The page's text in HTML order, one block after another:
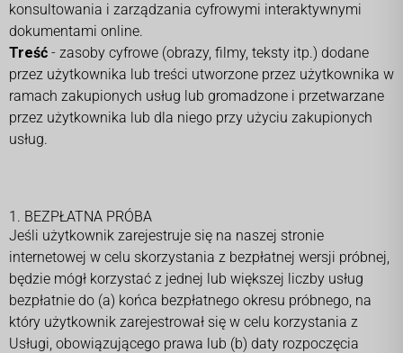
konsultowania i zarządzania cyfrowymi interaktywnymi
dokumentami online.
Treść - zasoby cyfrowe (obrazy, filmy, teksty itp.) dodane
przez użytkownika lub treści utworzone przez użytkownika w
ramach zakupionych usług lub gromadzone i przetwarzane
przez użytkownika lub dla niego przy użyciu zakupionych
usług.
1. BEZPŁATNA PRÓBA
Jeśli użytkownik zarejestruje się na naszej stronie
internetowej w celu skorzystania z bezpłatnej wersji próbnej,
będzie mógł korzystać z jednej lub większej liczby usług
bezpłatnie do (a) końca bezpłatnego okresu próbnego, na
który użytkownik zarejestrował się w celu korzystania z
Usługi, obowiązującego prawa lub (b) daty rozpoczęcia